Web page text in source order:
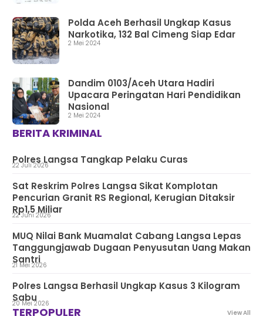
Polda Aceh Berhasil Ungkap Kasus
Narkotika, 132 Bal Cimeng Siap Edar
2 Mei 2024
Dandim 0103/Aceh Utara Hadiri
Upacara Peringatan Hari Pendidikan
Nasional
2 Mei 2024
BERITA KRIMINAL
Polres Langsa Tangkap Pelaku Curas
22 Juli 2026
Sat Reskrim Polres Langsa Sikat Komplotan
Pencurian Granit RS Regional, Kerugian Ditaksir
Rp1,5 Miliar
22 Juni 2026
MUQ Nilai Bank Muamalat Cabang Langsa Lepas
Tanggungjawab Dugaan Penyusutan Uang Makan
Santri
21 Mei 2026
Polres Langsa Berhasil Ungkap Kasus 3 Kilogram
Sabu20 Mei 2026
TERPOPULER View All